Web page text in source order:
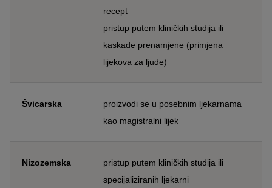
recept
pristup putem kliničkih studija ili
kaskade prenamjene (primjena
lijekova za ljude)
Švicarska
proizvodi se u posebnim ljekarnama
kao magistralni lijek
Nizozemska
pristup putem kliničkih studija ili
specijaliziranih ljekarni